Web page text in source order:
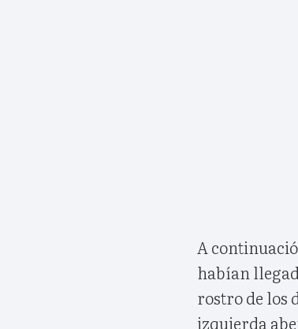
A
habían
rostro de los
izquierda